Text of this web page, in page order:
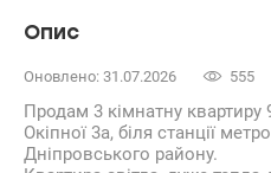
Опис
Оновлено: 31.07.2026 555
Продам 3 кімнатну квартиру
Окіпної 3а, біля станції
Дніпровського району.